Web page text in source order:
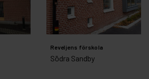
Reveljens förskola
Södra Sandby